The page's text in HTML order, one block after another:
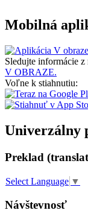
Mobilná
Sledujte informácie z
V OBRAZE.
Voľne k stiahnutiu:
Univerzálny
Preklad
Select Language ▼
Návštevnosť